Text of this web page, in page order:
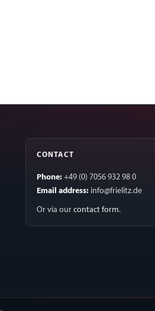
CONTACT
Phone: +49 (0) 7056 932 98 0
Email address: info@frielitz.de
Or via our contact form.